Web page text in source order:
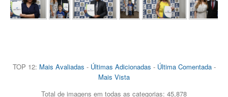
TOP 12: Mais Avaliadas - Últimas Adicionadas - Última Comentada-
Mais Vista
Total de imagens em todas as categorias: 45,878